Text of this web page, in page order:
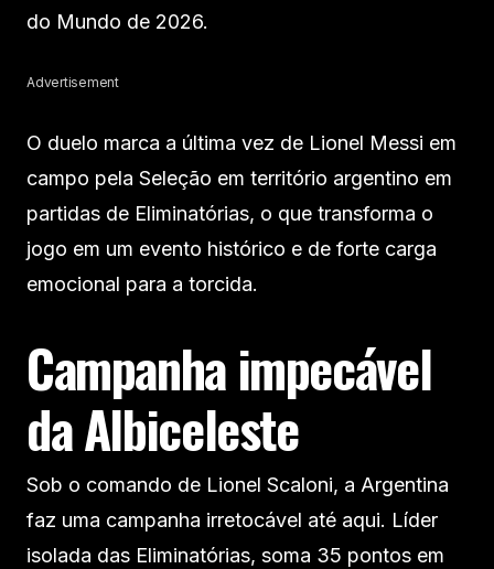
do Mundo de 2026.
Advertisement
O duelo marca a última vez de Lionel Messi em
campo pela Seleção em território argentino em
partidas de Eliminatórias, o que transforma o
jogo em um evento histórico e de forte carga
emocional para a torcida.
Campanha impecável
da Albiceleste
Sob o comando de Lionel Scaloni, a Argentina
faz uma campanha irretocável até aqui. Líder
isolada das Eliminatórias, soma 35 pontos em